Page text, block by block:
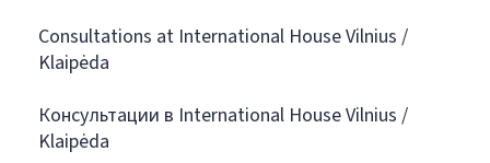
Consultations at International House Vilnius /
Klaipėda
Консультации в International House Vilnius /
Klaipėda